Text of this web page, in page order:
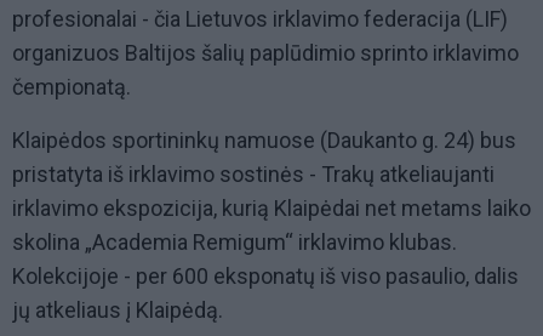
profesionalai - čia Lietuvos irklavimo federacija (LIF)
organizuos Baltijos šalių paplūdimio sprinto irklavimo
čempionatą.
Klaipėdos sportininkų namuose (Daukanto g. 24) bus
pristatyta iš irklavimo sostinės - Trakų atkeliaujanti
irklavimo ekspozicija, kurią Klaipėdai net metams laiko
skolina „Academia Remigum“ irklavimo klubas.
Kolekcijoje - per 600 eksponatų iš viso pasaulio, dalis
jų atkeliaus į Klaipėdą.